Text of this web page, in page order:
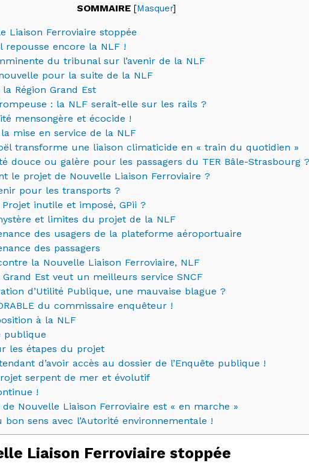
SOMMAIRE [Masquer]
Liaison Ferroviaire stoppée
repousse encore la NLF !
du tribunal sur l’avenir de la NLF
pour la suite de la NLF
Région Grand Est
: la NLF serait-elle sur les rails ?
mensongère et écocide !
mise en service de la NLF
transforme une liaison climaticide en « train du quotidien »
douce ou galère pour les passagers du TER Bâle-Strasbourg ?
le projet de Nouvelle Liaison Ferroviaire ?
pour les transports ?
Projet inutile et imposé, GPii ?
et limites du projet de la NLF
des usagers de la plateforme aéroportuaire
des passagers
la Nouvelle Liaison Ferroviaire, NLF
Grand Est veut un meilleurs service SNCF
d’Utilité Publique, une mauvaise blague ?
du commissaire enquêteur !
à la NLF
publique
les étapes du projet
d’avoir accès au dossier de l’Enquête publique !
serpent de mer et évolutif
!
Nouvelle Liaison Ferroviaire est « en marche »
bon sens avec l’Autorité environnementale !
Liaison Ferroviaire stoppée